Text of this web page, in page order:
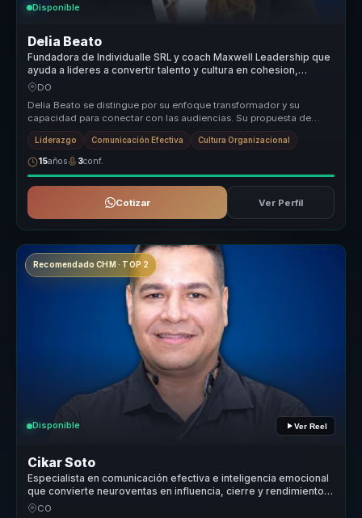
Disponible
Delia Beato
Fundadora de Individualle SRL y coach Maxwell Leadership que
ayuda a lideres a convertir talento y cultura en cohesion,
liderazgo y pertenencia.
DO
Delia Beato se distingue por su enfoque transformador y su
capacidad para conectar con las audiencias. Su propuesta de
valor radica en su...
Liderazgo Comunicación Efectiva Cultura Organizacional
15años 3conf.
Cotizar Ver Perfil
Recomendado CHM · TOP 2
Disponible Ver Reel
Cikar Soto
Especialista en comunicación efectiva e inteligencia emocional
que convierte neuroventas en influencia, cierre y rendimiento
para equipos comerciales.
CO